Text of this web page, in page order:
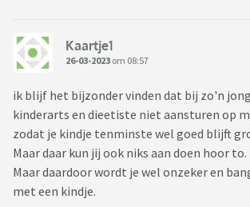
Kaartje1
26-03-2023 om 08:57
ik blijf het bijzonder vinden dat bij zo'n
kinderarts en dieetiste niet aansturen op
zodat je kindje tenminste wel goed blijft
Maar daar kun jij ook niks aan doen hoor to.
Maar daardoor wordt je wel onzeker en
met een kindje.